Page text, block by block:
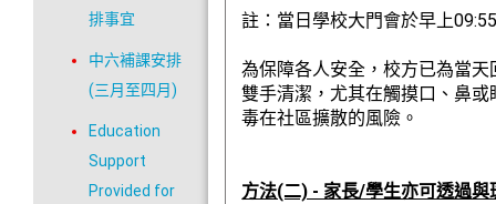
註：當日學校大門會於早上
為保障各人安全，校方已為當
雙手清潔，尤其在觸摸口、鼻
毒在社區擴散的風險。
方法(二) - 家長/學生亦可透過
排事宜
中六補課安排
(三月至四月)
Education
Support
Provided for